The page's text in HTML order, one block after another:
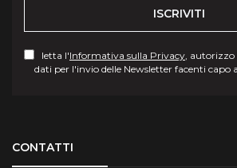
ISCRIVITI
letta l'Informativa sulla Privacy ,
dati per l'invio delle Newsletter facenti capo
CONTATTI